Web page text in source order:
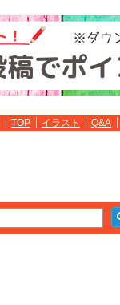
TOP イラスト Q&A